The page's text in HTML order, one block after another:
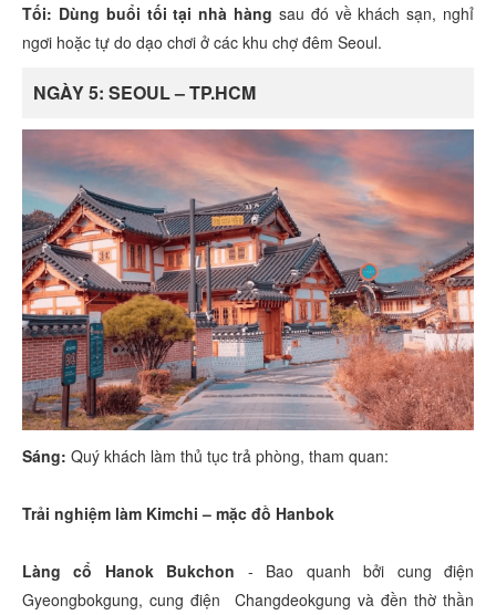
Tối: Dùng buổi tối tại nhà hàng sau đó về khách sạn, nghỉ
ngơi hoặc tự do dạo chơi ở các khu chợ đêm Seoul.
NGÀY 5: SEOUL – TP.HCM
Sáng: Quý khách làm thủ tục trả phòng, tham quan:
Trải nghiệm làm Kimchi – mặc đồ Hanbok
Làng cổ Hanok Bukchon - Bao quanh bởi cung điện
Gyeongbokgung, cung điện Changdeokgung và đền thờ thần